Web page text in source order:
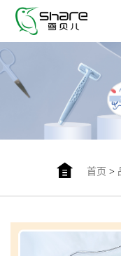
首页 >